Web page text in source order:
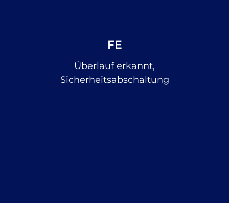
FE
Überlauf erkannt,
Sicherheitsabschaltung